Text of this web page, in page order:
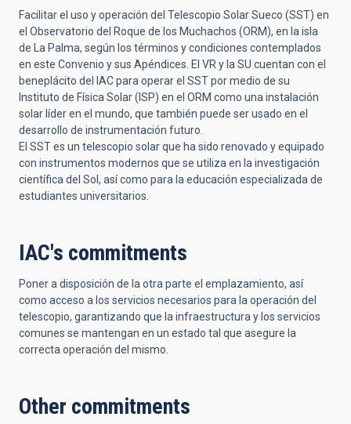
Facilitar el uso y operación del Telescopio Solar Sueco (SST) en
el Observatorio del Roque de los Muchachos (ORM), en la isla
de La Palma, según los términos y condiciones contemplados
en este Convenio y sus Apéndices. El VR y la SU cuentan con el
beneplácito del IAC para operar el SST por medio de su
Instituto de Física Solar (ISP) en el ORM como una instalación
solar líder en el mundo, que también puede ser usado en el
desarrollo de instrumentación futuro.
El SST es un telescopio solar que ha sido renovado y equipado
con instrumentos modernos que se utiliza en la investigación
científica del Sol, así como para la educación especializada de
estudiantes universitarios.
IAC's commitments
Poner a disposición de la otra parte el emplazamiento, así
como acceso a los servicios necesarios para la operación del
telescopio, garantizando que la infraestructura y los servicios
comunes se mantengan en un estado tal que asegure la
correcta operación del mismo.
Other commitments